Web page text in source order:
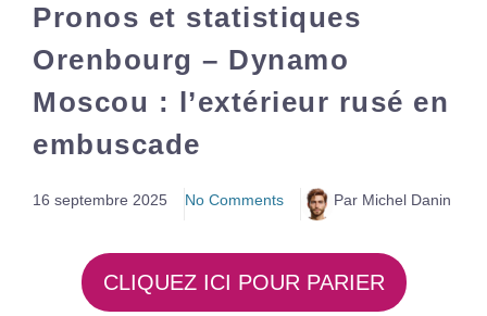
Pronos et statistiques
Orenbourg – Dynamo
Moscou : l’extérieur rusé en
embuscade
16 septembre 2025 No Comments Par Michel Danin
CLIQUEZ ICI POUR PARIER